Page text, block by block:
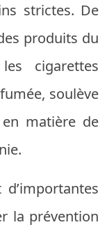
strictes. De
produits du
cigarettes
soulève
matière de
la prévention